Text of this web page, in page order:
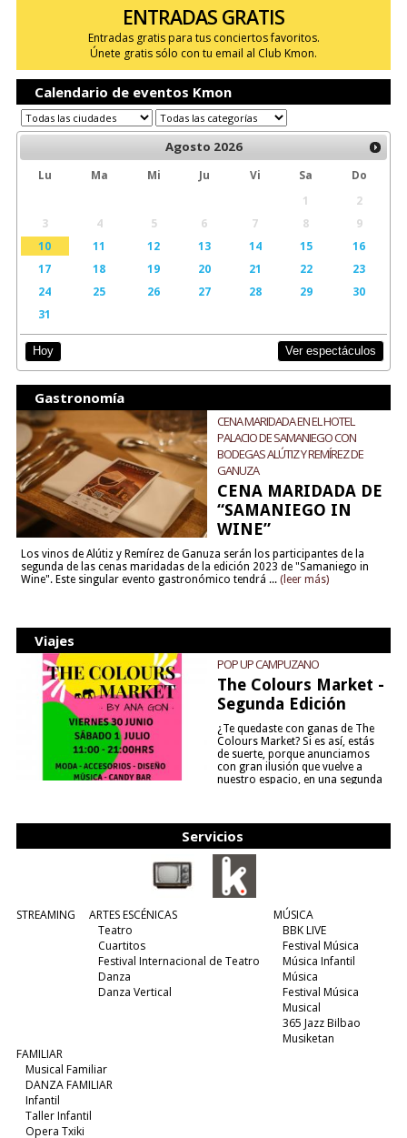
ENTRADAS GRATIS
Entradas gratis para tus conciertos favoritos.
Únete gratis sólo con tu email al Club Kmon.
Calendario de eventos Kmon
Agosto 2026
Lu Ma Mi Ju Vi Sa
Do
1
2
3
4 5 6 7 8
9
10
11 12 13 14 15
16
17
18 19 20 21 22
23
24
25 26 27 28 29
30
31
Hoy Ver espectáculos
Gastronomía
CENA MARIDADA EN EL HOTEL
PALACIO DE SAMANIEGO CON
BODEGAS ALÚTIZ Y REMÍREZ DE
GANUZA
CENA MARIDADA DE
“SAMANIEGO IN
WINE”
Los vinos de Alútiz y Remírez de Ganuza serán los participantes de la
segunda de las cenas maridadas de la edición 2023 de "Samaniego in
Wine". Este singular evento gastronómico tendrá ... (leer más)
Viajes
POP UP CAMPUZANO
The Colours Market -
Segunda Edición
¿Te quedaste con ganas de The
Colours Market? Si es así, estás
de suerte, porque anunciamos
con gran ilusión que vuelve a
nuestro espacio, en una segunda
Servicios
STREAMING
ARTES ESCÉNICAS
Teatro
Cuartitos
Festival Internacional de Teatro
Danza
Danza Vertical
MÚSICA
BBK LIVE
Festival Música
Música Infantil
Música
Festival Música
Musical
365 Jazz Bilbao
Musiketan
FAMILIAR
Musical Familiar
DANZA FAMILIAR
Infantil
Taller Infantil
Opera Txiki